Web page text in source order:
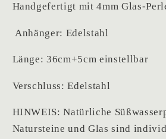
Handgefertigt mit 4mm Glas-
Anhänger: Edelstahl
Länge: 36cm+5cm einstellbar
Verschluss: Edelstahl
HINWEIS: Natürliche
Natursteine und Glas sind